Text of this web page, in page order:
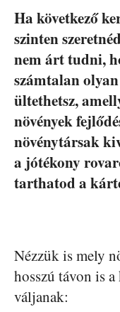
Ha következő
szinten
nem árt tudni,
számtalan
ültethetsz,
növények
növénytársak
a jótékony
tarthatod a
Nézzük is mely
hosszú távon is
váljanak: